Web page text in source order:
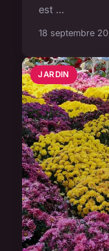
est ...
18 septembre
JARDIN